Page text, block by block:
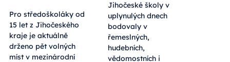
Pro středoškoláky od
15 let z Jihočeského
kraje je aktuálně
drženo pět volných
míst v mezinárodní
Jihočeské školy v
uplynulých dnech
bodovaly v
řemeslných,
hudebních,
vědomostních i